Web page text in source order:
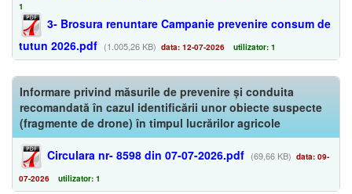
1
3- Brosura renuntare Campanie prevenire consum de
tutun 2026.pdf (1.005,26 KB) data: 12-07-2026 utilizator: 1
Informare privind măsurile de prevenire și conduita
recomandată în cazul identificării unor obiecte suspecte
(fragmente de drone) în timpul lucrărilor agricole
Circulara nr- 8598 din 07-07-2026.pdf (69,66 KB) data: 09-
07-2026 utilizator: 1